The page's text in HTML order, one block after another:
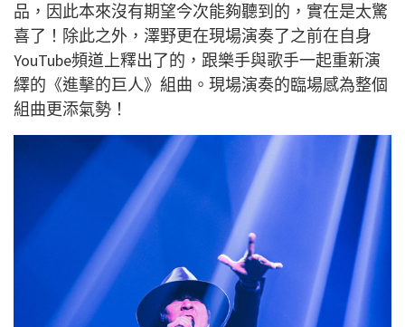
品，因此本來沒有期望今次能夠聽到的，實在是太驚
喜了！除此之外，澤野更在現場演奏了之前在自身
YouTube頻道上釋出了的，跟樂手與歌手一起重新演
繹的《進擊的巨人》組曲。現場演奏的臨場感為整個
組曲更添氣勢！